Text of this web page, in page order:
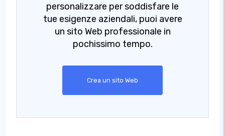
personalizzare per soddisfare le
tue esigenze aziendali, puoi avere
un sito Web professionale in
pochissimo tempo.
Crea un sito Web